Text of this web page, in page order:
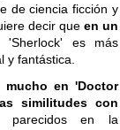
de ciencia ficción y
decir que en un
'Sherlock' es más
y fantástica.
en 'Doctor
similitudes con
en la